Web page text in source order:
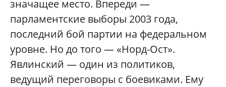
значащее место. Впереди —
парламентские выборы 2003 года,
последний бой партии на федеральном
уровне. Но до того — «Норд-Ост».
Явлинский — один из политиков,
ведущий переговоры с боевиками. Ему